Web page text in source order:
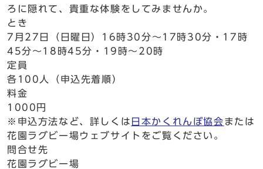
ろに隠れて、貴重な体験をしてみませんか。
とき
7月27日（日曜日）16時30分～17時30分・17時
45分～18時45分・19時～20時
定員
各100人（申込先着順）
料金
1000円
※申込方法など、詳しくは 日本かくれんぼ協会または
花園ラグビー場ウェブサイトをご覧ください。
問合せ先
花園ラグビー場